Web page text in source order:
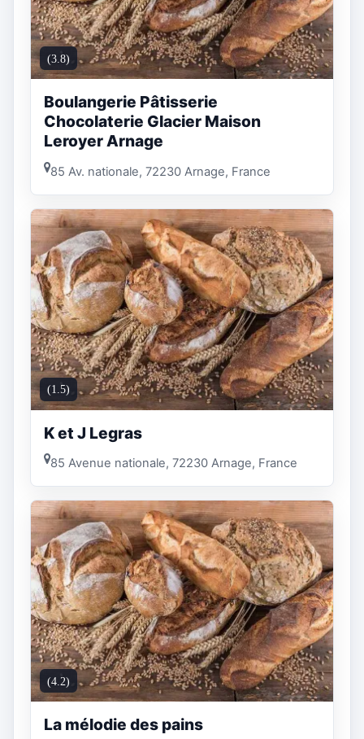
(3.8)
Boulangerie Pâtisserie
Chocolaterie Glacier Maison
Leroyer Arnage
85 Av. nationale, 72230 Arnage, France
(1.5)
K et J Legras
85 Avenue nationale, 72230 Arnage, France
(4.2)
La mélodie des pains